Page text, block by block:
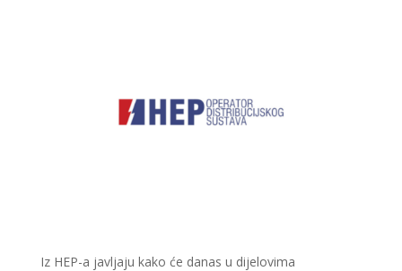
Iz HEP-a javljaju kako će danas u dijelovima